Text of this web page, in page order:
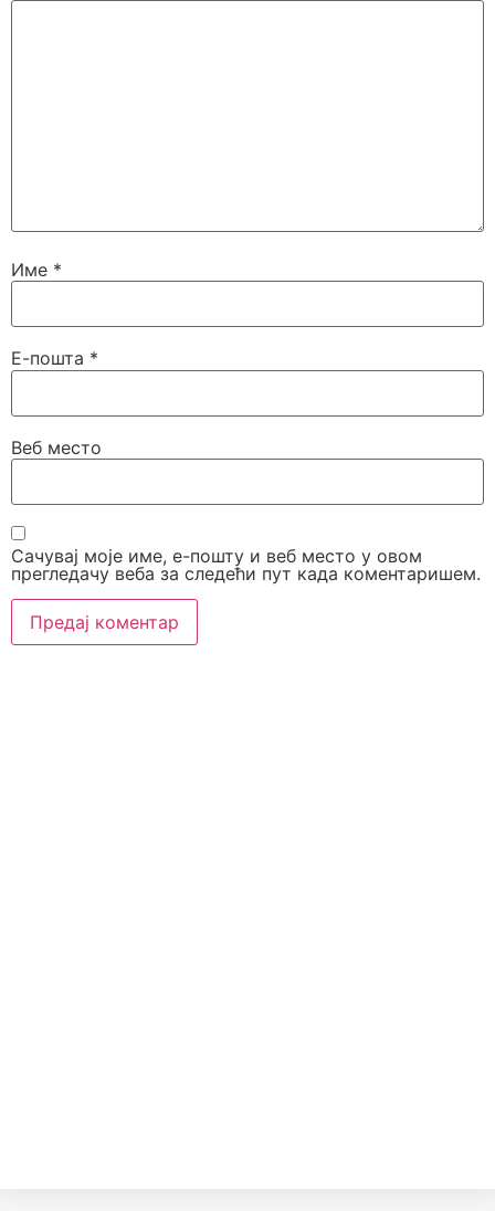
Име *
Е-пошта *
Веб место
Сачувај моје име, е-пошту и веб место у овом
прегледачу веба за следећи пут када коментаришем.